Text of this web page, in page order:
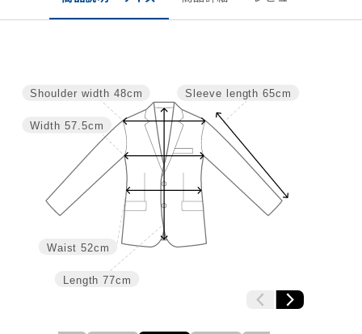
Sleeve length 65cm
Length 77cm
Waist 52cm
Width 57.5cm
Shoulder width 48cm